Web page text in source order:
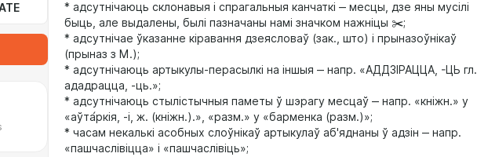
* адсутнічаюць склонавыя і спрагальныя канчаткі ‒ месцы, дзе яны мусілі
быць, але выдалены, былі пазначаны намі значком нажніцы ✂️;
* адсутнічае ўказанне кіравання дзеясловаў (зак., што) і прыназоўнікаў
(прыназ з М.);
* адсутнічаюць артыкулы-перасылкі на іншыя ‒ напр. «АДДЗІРАЦЦА, -ЦЬ гл.
ададрацца, -ць.»;
* адсутнічаюць стылістычныя паметы ў шэрагу месцаў ‒ напр. «кніжн.» у
«аўта́ркія, -і, ж. (кніжн.).», «разм.» у «барменка (разм.)»;
* часам некалькі асобных слоўнікаў артыкулаў аб'яднаны ў адзін ‒ напр.
«пашчаслівіцца» і «пашчаслівіць»;